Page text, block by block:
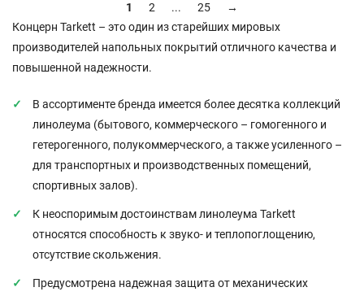
1 2 ... 25
→
Концерн Tarkett – это один из старейших мировых
производителей напольных покрытий отличного качества и
повышенной надежности.
В ассортименте бренда имеется более десятка коллекций
линолеума (бытового, коммерческого – гомогенного и
гетерогенного, полукоммерческого, а также усиленного –
для транспортных и производственных помещений,
спортивных залов).
К неоспоримым достоинствам линолеума Tarkett
относятся способность к звуко- и теплопоглощению,
отсутствие скольжения.
Предусмотрена надежная защита от механических